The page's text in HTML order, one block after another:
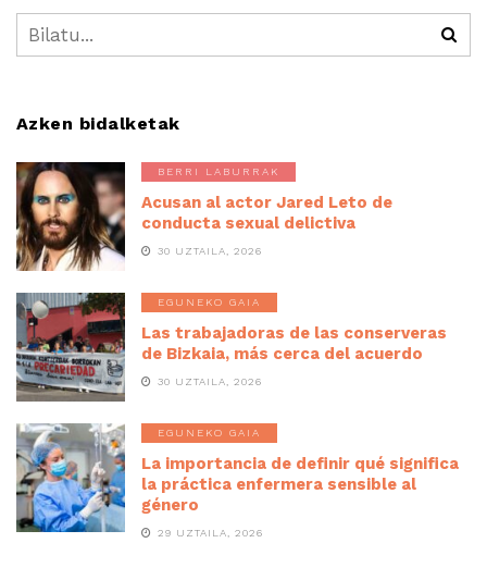
Azken bidalketak
BERRI LABURRAK
Acusan al actor Jared Leto de
conducta sexual delictiva
30 UZTAILA, 2026
EGUNEKO GAIA
Las trabajadoras de las conserveras
de Bizkaia, más cerca del acuerdo
30 UZTAILA, 2026
EGUNEKO GAIA
La importancia de definir qué significa
la práctica enfermera sensible al
género
29 UZTAILA, 2026